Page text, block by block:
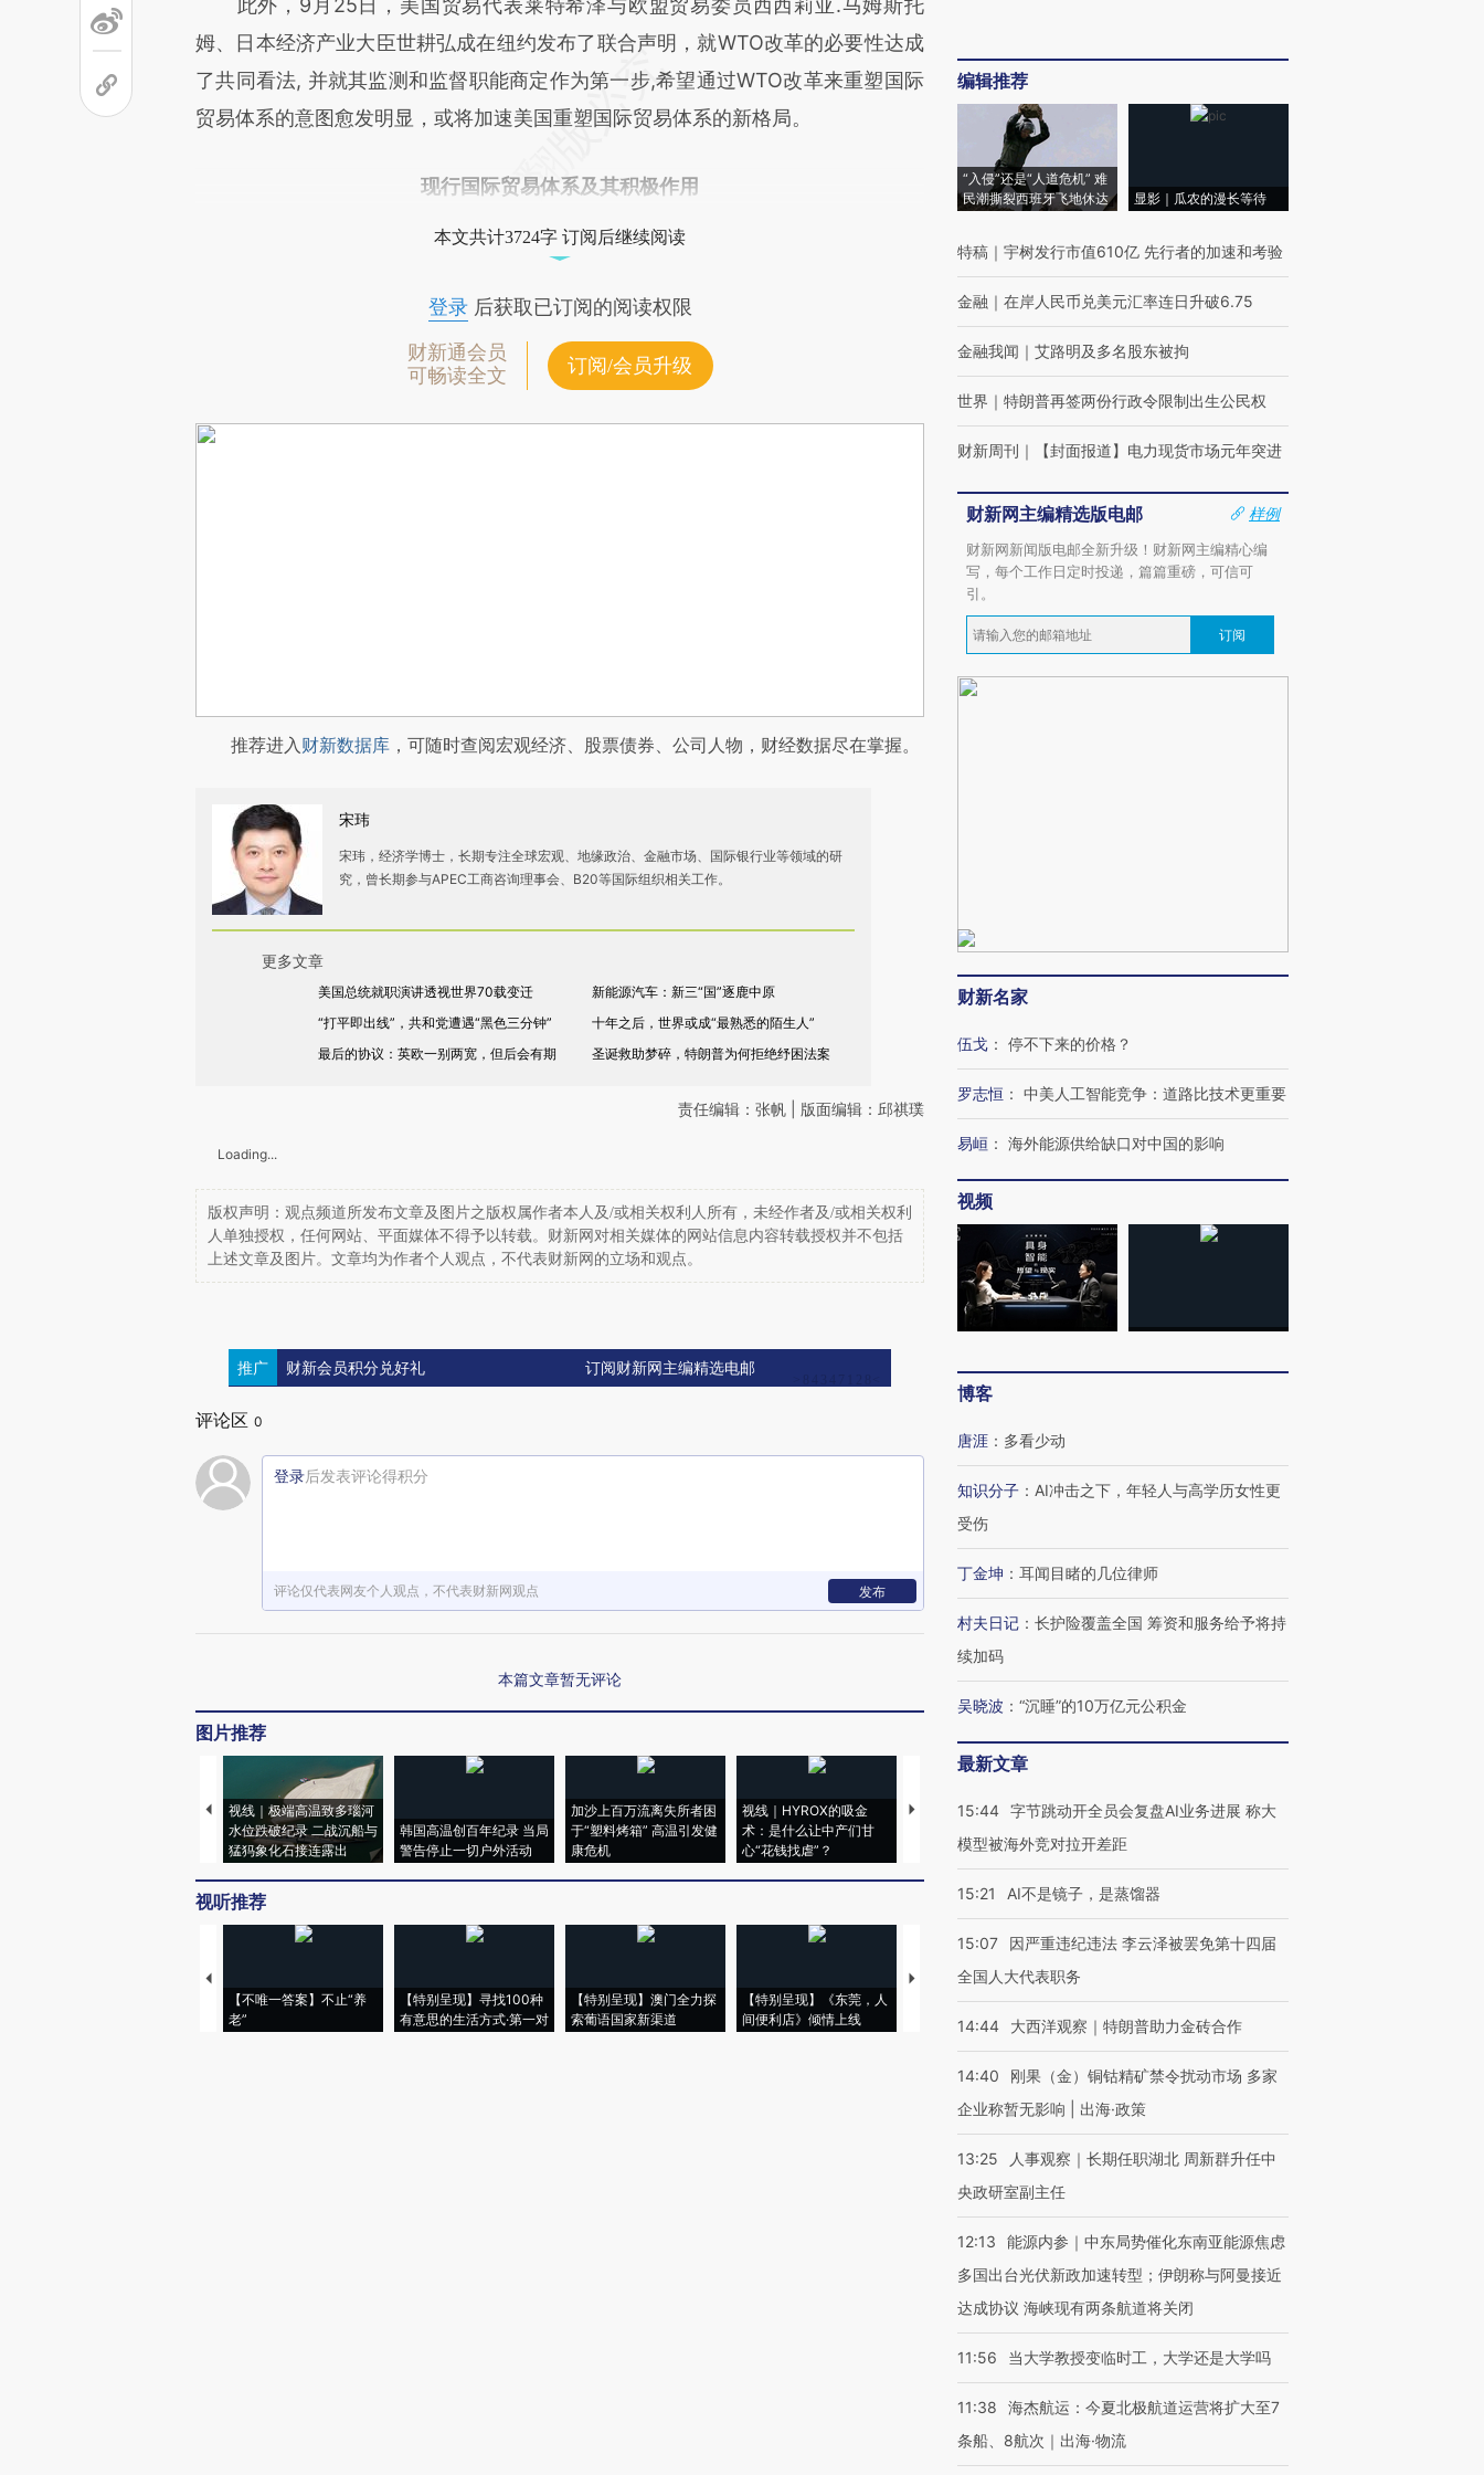
此外，9月25日，美国贸易代表莱特希泽与欧盟贸易委员西西莉亚.马姆斯托
姆、日本经济产业大臣世耕弘成在纽约发布了联合声明，就WTO改革的必要性达成
了共同看法, 并就其监测和监督职能商定作为第一步,希望通过WTO改革来重塑国际
贸易体系的意图愈发明显，或将加速美国重塑国际贸易体系的新格局。
现行国际贸易体系及其积极作用
本文共计3724字 订阅后继续阅读
登录后获取已订阅的阅读权限
财新通会员
可畅读全文
订阅/会员升级
推荐进入财新数据库 ，可随时查阅宏观经济、股票债券、公司人物，财经数据尽在掌握。
宋玮
宋玮，经济学博士，长期专注全球宏观、地缘政治、金融市场、国际银行业等领域的研
究，曾长期参与APEC工商咨询理事会、B20等国际组织相关工作。
更多文章
美国总统就职演讲透视世界70载变迁
新能源汽车：新三“国”逐鹿中原
“打平即出线”，共和党遭遇“黑色三分钟”
十年之后，世界或成“最熟悉的陌生人”
最后的协议：英欧一别两宽，但后会有期
圣诞救助梦碎，特朗普为何拒绝纾困法案
责任编辑：张帆 | 版面编辑：邱祺璞
Loading...
版权声明：观点频道所发布文章及图片之版权属作者本人及/或相关权利人所有，未经作者及/或相关权利
人单独授权，任何网站、平面媒体不得予以转载。财新网对相关媒体的网站信息内容转载授权并不包括
上述文章及图片。文章均为作者个人观点，不代表财新网的立场和观点。
推广 财新会员积分兑好礼 订阅财新网主编精选电邮
评论区 0
登录后发表评论得积分
评论仅代表网友个人观点，不代表财新网观点 发布
本篇文章暂无评论
图片推荐
视线｜极端高温致多瑙河
水位跌破纪录 二战沉船与
猛犸象化石接连露出
韩国高温创百年纪录 当局
警告停止一切户外活动
加沙上百万流离失所者困
于“塑料烤箱” 高温引发健
康危机
视线｜HYROX的吸金
术：是什么让中产们甘
心“花钱找虐”？
马航飞行员跨国走私7万
视线｜被称为“蟑螂”的印
育部长拱下台
视线｜“入侵”还是“人道危
视听推荐
【不唯一答案】不止“养
老”
【特别呈现】寻找100种
有意思的生活方式·第一对
【特别呈现】澳门全力探
索葡语国家新渠道
【特别呈现】《东莞，人
间便利店》倾情上线
【推广】走进第四届链博
会，让数智科技“链”接产
【特别呈现】寻找100种
有意思的生活方式·第三对
CFO：不靠规模取胜，华
编辑推荐
“入侵”还是“人道危机” 难
民潮撕裂西班牙飞地休达
显影｜瓜农的漫长等待
特稿 ｜ 宇树发行市值610亿 先行者的加速和考验
金融 ｜ 在岸人民币兑美元汇率连日升破6.75
金融我闻 ｜ 艾路明及多名股东被拘
世界 ｜ 特朗普再签两份行政令限制出生公民权
财新周刊 ｜ 【封面报道】电力现货市场元年突进
财新网主编精选版电邮
样例
财新网新闻版电邮全新升级！财新网主编精心编
写，每个工作日定时投递，篇篇重磅，可信可
引。
订阅
财新名家
伍戈 ： 停不下来的价格？
罗志恒 ： 中美人工智能竞争：道路比技术更重要
易峘 ： 海外能源供给缺口对中国的影响
视频
博客
唐涯 ： 多看少动
知识分子 ： AI冲击之下，年轻人与高学历女性更
受伤
丁金坤 ： 耳闻目睹的几位律师
村夫日记 ： 长护险覆盖全国 筹资和服务给予将持
续加码
吴晓波 ： “沉睡”的10万亿元公积金
最新文章
15:44 字节跳动开全员会复盘AI业务进展 称大
模型被海外竞对拉开差距
15:21 AI不是镜子，是蒸馏器
15:07
因严重违纪违法 李云泽被罢免第十四届
全国人大代表职务
14:44 大西洋观察｜特朗普助力金砖合作
14:40
刚果（金）铜钴精矿禁令扰动市场 多家
企业称暂无影响 | 出海·政策
13:25
人事观察｜长期任职湖北 周新群升任中
央政研室副主任
12:13
能源内参｜中东局势催化东南亚能源焦虑
多国出台光伏新政加速转型；伊朗称与阿曼接近
达成协议 海峡现有两条航道将关闭
11:56 当大学教授变临时工，大学还是大学吗
11:38
海杰航运：今夏北极航道运营将扩大至7
条船、8航次｜出海·物流